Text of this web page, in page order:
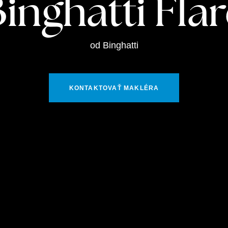
od Binghatti
KONTAKTOVAŤ MAKLÉRA